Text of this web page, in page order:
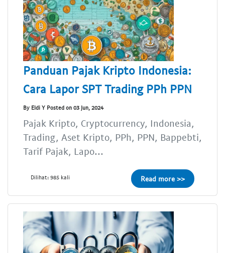
Panduan Pajak Kripto Indonesia:
Cara Lapor SPT Trading PPh PPN
By Eldi Y Posted on 03 Jun, 2024
Pajak Kripto, Cryptocurrency, Indonesia,
Trading, Aset Kripto, PPh, PPN, Bappebti,
Tarif Pajak, Lapo...
Dilihat: 985 kali Read more >>